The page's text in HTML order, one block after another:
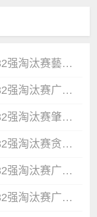
08月04日佛山西甲足球联赛32强淘汰赛藝品高國際VS湛江狂狼·粵辉能源全场录像
08月04日佛山西甲足球联赛32强淘汰赛广东西南建设VS香港圣徒全场录像
08月04日佛山西甲足球联赛32强淘汰赛肇庆恒骏成VS三七互娱全场录像
08月04日佛山西甲足球联赛32强淘汰赛贪玩游戏VS美的薪火全场录像
08月03日佛山西甲足球联赛32强淘汰赛广东客家青年VS广州英华思力U17全场录像
08月03日佛山西甲足球联赛32强淘汰赛广州蜀地红VS广州戴拿模全场录像